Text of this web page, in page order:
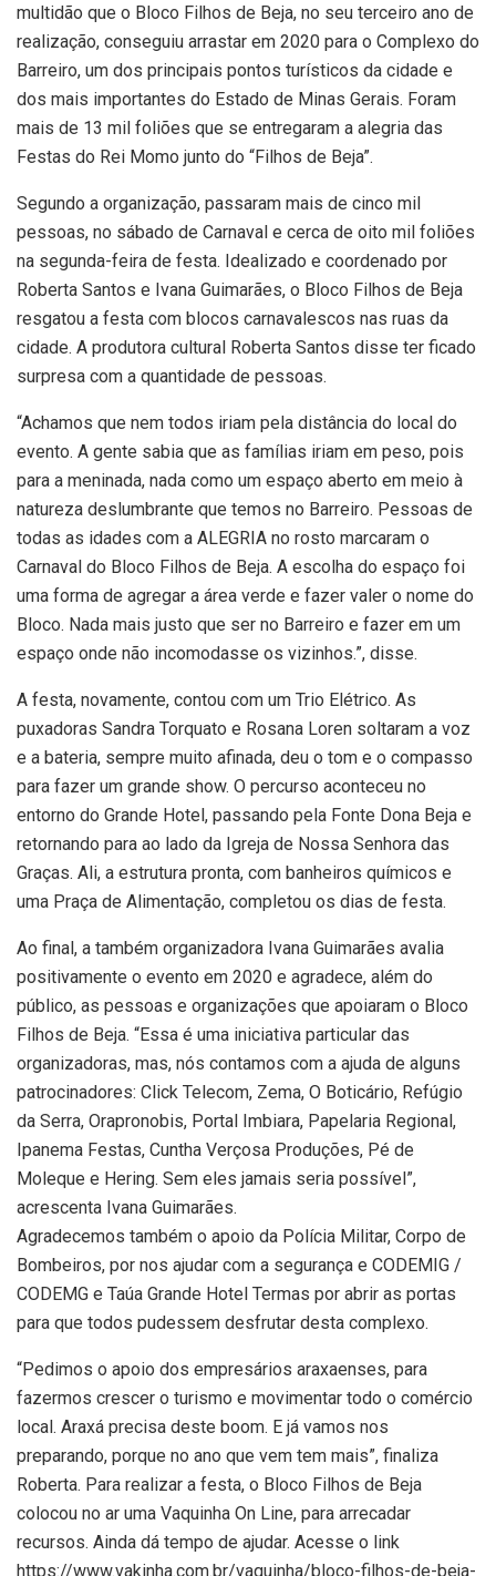
multidão que o Bloco Filhos de Beja, no seu terceiro ano de
realização, conseguiu arrastar em 2020 para o Complexo do
Barreiro, um dos principais pontos turísticos da cidade e
dos mais importantes do Estado de Minas Gerais. Foram
mais de 13 mil foliões que se entregaram a alegria das
Festas do Rei Momo junto do “Filhos de Beja”.
Segundo a organização, passaram mais de cinco mil
pessoas, no sábado de Carnaval e cerca de oito mil foliões
na segunda-feira de festa. Idealizado e coordenado por
Roberta Santos e Ivana Guimarães, o Bloco Filhos de Beja
resgatou a festa com blocos carnavalescos nas ruas da
cidade. A produtora cultural Roberta Santos disse ter ficado
surpresa com a quantidade de pessoas.
“Achamos que nem todos iriam pela distância do local do
evento. A gente sabia que as famílias iriam em peso, pois
para a meninada, nada como um espaço aberto em meio à
natureza deslumbrante que temos no Barreiro. Pessoas de
todas as idades com a ALEGRIA no rosto marcaram o
Carnaval do Bloco Filhos de Beja. A escolha do espaço foi
uma forma de agregar a área verde e fazer valer o nome do
Bloco. Nada mais justo que ser no Barreiro e fazer em um
espaço onde não incomodasse os vizinhos.”, disse.
A festa, novamente, contou com um Trio Elétrico. As
puxadoras Sandra Torquato e Rosana Loren soltaram a voz
e a bateria, sempre muito afinada, deu o tom e o compasso
para fazer um grande show. O percurso aconteceu no
entorno do Grande Hotel, passando pela Fonte Dona Beja e
retornando para ao lado da Igreja de Nossa Senhora das
Graças. Ali, a estrutura pronta, com banheiros químicos e
uma Praça de Alimentação, completou os dias de festa.
Ao final, a também organizadora Ivana Guimarães avalia
positivamente o evento em 2020 e agradece, além do
público, as pessoas e organizações que apoiaram o Bloco
Filhos de Beja. “Essa é uma iniciativa particular das
organizadoras, mas, nós contamos com a ajuda de alguns
patrocinadores: Click Telecom, Zema, O Boticário, Refúgio
da Serra, Orapronobis, Portal Imbiara, Papelaria Regional,
Ipanema Festas, Cuntha Verçosa Produções, Pé de
Moleque e Hering. Sem eles jamais seria possível”,
acrescenta Ivana Guimarães.
Agradecemos também o apoio da Polícia Militar, Corpo de
Bombeiros, por nos ajudar com a segurança e CODEMIG /
CODEMG e Taúa Grande Hotel Termas por abrir as portas
para que todos pudessem desfrutar desta complexo.
“Pedimos o apoio dos empresários araxaenses, para
fazermos crescer o turismo e movimentar todo o comércio
local. Araxá precisa deste boom. E já vamos nos
preparando, porque no ano que vem tem mais”, finaliza
Roberta. Para realizar a festa, o Bloco Filhos de Beja
colocou no ar uma Vaquinha On Line, para arrecadar
recursos. Ainda dá tempo de ajudar. Acesse o link
https://www.vakinha.com.br/vaquinha/bloco-filhos-de-beja-